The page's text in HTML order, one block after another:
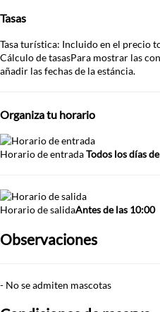
Tasas
Tasa turística: Incluido en el precio
Cálculo de tasasPara mostrar las
añadir las fechas de la estáncia.
Organiza tu horario
Horario de entradaTodos los días
Horario de salidaAntes de las 10:00
Observaciones
- No se admiten mascotas